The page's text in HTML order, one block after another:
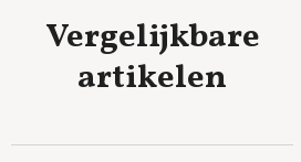
Vergelijkbare
artikelen